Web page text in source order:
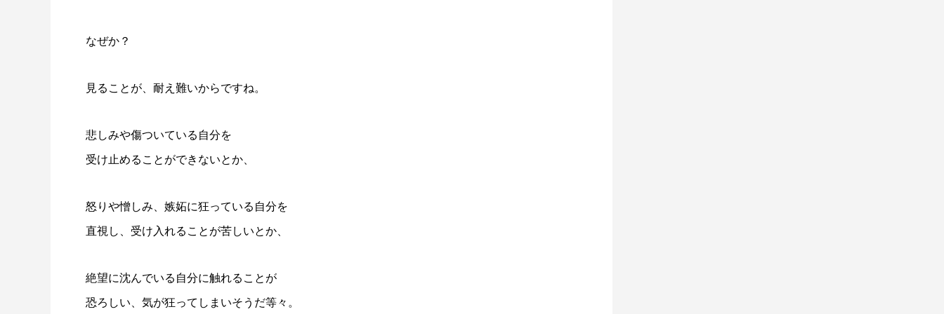
なぜか？
見ることが、耐え難いからですね。
悲しみや傷ついている自分を
受け止めることができないとか、
怒りや憎しみ、嫉妬に狂っている自分を
直視し、受け入れることが苦しいとか、
絶望に沈んでいる自分に触れることが
恐ろしい、気が狂ってしまいそうだ等々。